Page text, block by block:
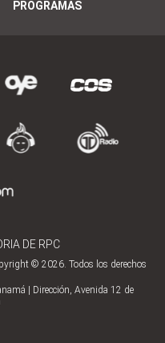
PROGRAMAS
DE RPC
© 2026. Todos los derechos
| Dirección, Avenida 12 de